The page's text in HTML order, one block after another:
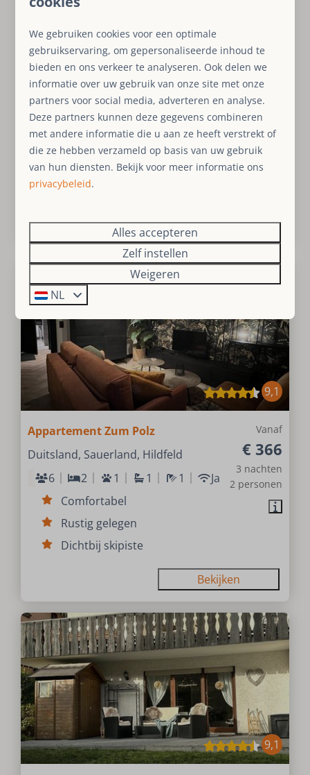
Vanaf
€ 358
3 nachten
2 personen
Residenz Züschen B
Duitsland, Sauerland, Züschen
4
2 1 1 1
Ja
Ruim
Skiën
Wandelen
5 minuten van Winterberg
Bekijken
9,1
Vanaf
€ 366
3 nachten
2 personen
Appartement Zum Polz
Duitsland, Sauerland, Hildfeld
6
2 1 1 1
Ja
Comfortabel
Rustig gelegen
Dichtbij skipiste
Bekijken
9,1
We gebruiken cookies voor een optimale
gebruikservaring, om gepersonaliseerde inhoud te
bieden en ons verkeer te analyseren. Ook delen we
informatie over uw gebruik van onze site met onze
partners voor social media, adverteren en analyse.
Deze partners kunnen deze gegevens combineren
met andere informatie die u aan ze heeft verstrekt of
die ze hebben verzameld op basis van uw gebruik
van hun diensten. Bekijk voor meer informatie ons
privacybeleid.
Alles accepteren
Zelf instellen
Weigeren
NL